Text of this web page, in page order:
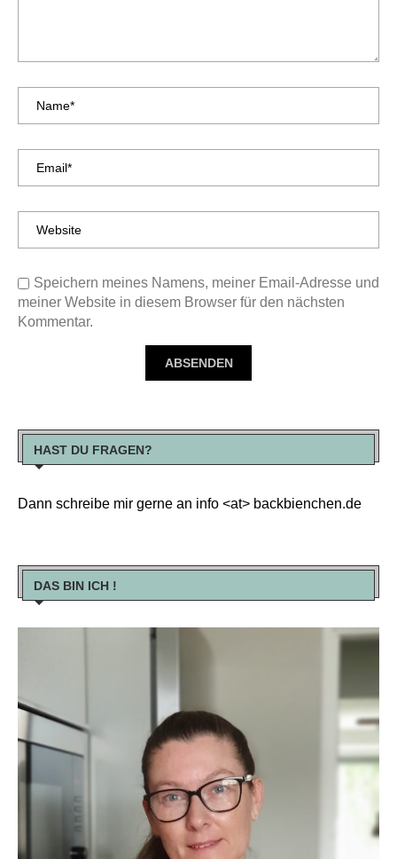
Speichern meines Namens, meiner Email-Adresse und
meiner Website in diesem Browser für den nächsten
Kommentar.
HAST DU FRAGEN?
Dann schreibe mir gerne an info <at> backbienchen.de
DAS BIN ICH !